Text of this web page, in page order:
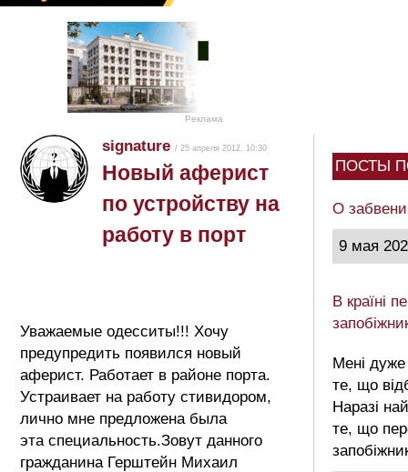
Реклама
signature / 25 апреля 2012, 10:30
Новый аферист
по устройству на
работу в порт
Уважаемые одесситы!!! Хочу
предупредить появился новый
аферист. Работает в районе порта.
Устраивает на работу стивидором,
лично мне предложена была
эта специальность.Зовут данного
гражданина Герштейн Михаил
ПОСТЫ
О
9 мая
В країні
Мені
те, що
Наразі
те, що